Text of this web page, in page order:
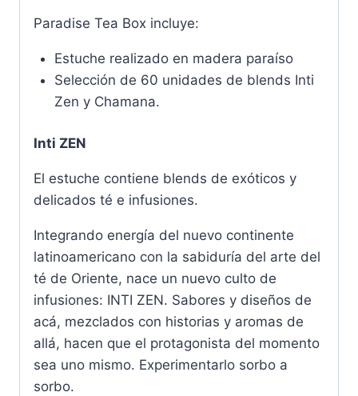
Paradise Tea Box incluye:
Estuche realizado en madera paraíso
Selección de 60 unidades de blends Inti
Zen y Chamana.
Inti ZEN
El estuche contiene blends de exóticos y
delicados té e infusiones.
Integrando energía del nuevo continente
latinoamericano con la sabiduría del arte del
té de Oriente, nace un nuevo culto de
infusiones: INTI ZEN. Sabores y diseños de
acá, mezclados con historias y aromas de
allá, hacen que el protagonista del momento
sea uno mismo. Experimentarlo sorbo a
sorbo.